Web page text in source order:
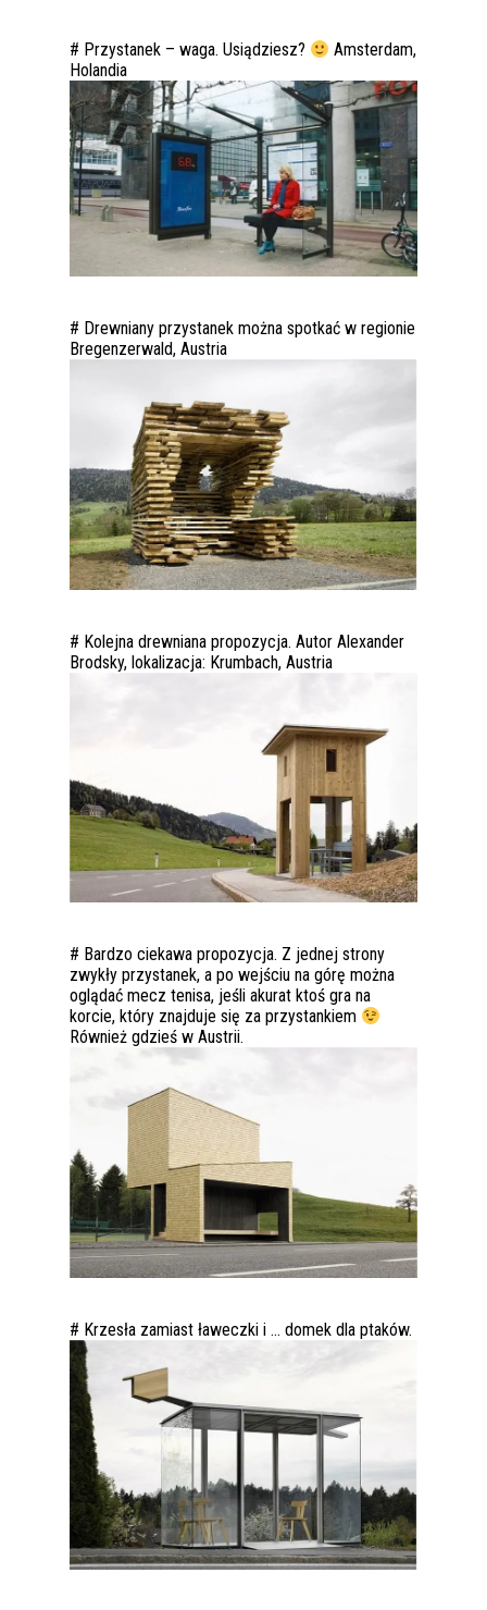
# Przystanek – waga. Usiądziesz?
Amsterdam,
Holandia
# Drewniany przystanek można spotkać w regionie
Bregenzerwald, Austria
# Kolejna drewniana propozycja. Autor Alexander
Brodsky, lokalizacja: Krumbach, Austria
# Bardzo ciekawa propozycja. Z jednej strony
zwykły przystanek, a po wejściu na górę można
oglądać mecz tenisa, jeśli akurat ktoś gra na
korcie, który znajduje się za przystankiem
Również gdzieś w Austrii.
# Krzesła zamiast ławeczki i … domek dla ptaków.